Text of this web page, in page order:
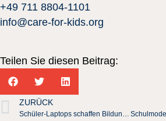
+49 711 8804-1101
info@care-for-kids.org
Teilen Sie diesen Beitrag:
ZURÜCK
Schüler-Laptops schaffen Bildungschancen in Ruanda